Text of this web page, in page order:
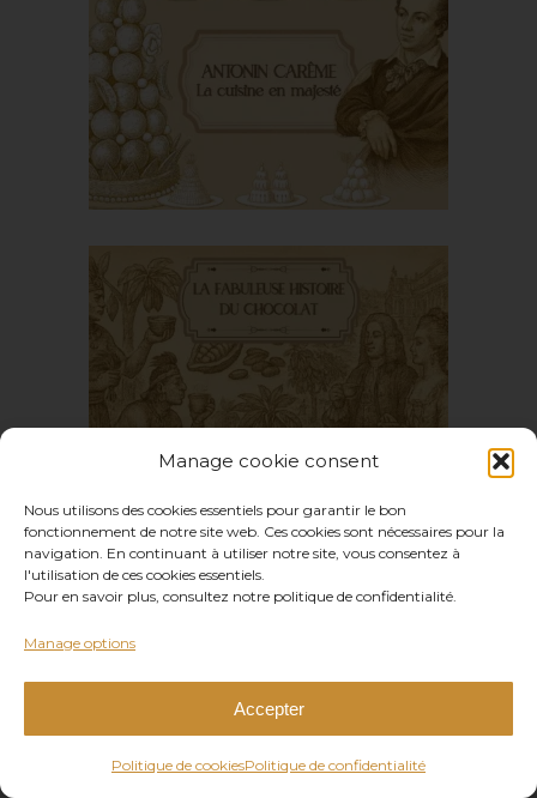
Manage cookie consent
Nous utilisons des cookies essentiels pour garantir le bon
fonctionnement de notre site web. Ces cookies sont nécessaires pour la
navigation. En continuant à utiliser notre site, vous consentez à
l'utilisation de ces cookies essentiels.
Pour en savoir plus, consultez notre politique de confidentialité.
Manage options
Accepter
Politique de cookiesPolitique de confidentialité
ceremonial: weddings
in ancient Greece
Antonin Lent, or
Majesty cuisine